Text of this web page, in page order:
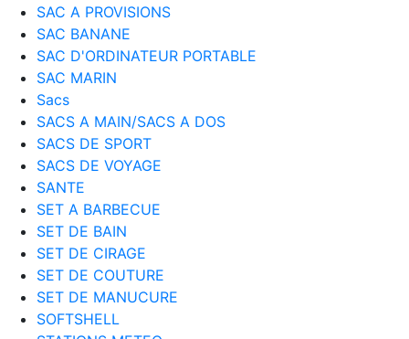
SAC A PROVISIONS
SAC BANANE
SAC D'ORDINATEUR PORTABLE
SAC MARIN
Sacs
SACS A MAIN/SACS A DOS
SACS DE SPORT
SACS DE VOYAGE
SANTE
SET A BARBECUE
SET DE BAIN
SET DE CIRAGE
SET DE COUTURE
SET DE MANUCURE
SOFTSHELL